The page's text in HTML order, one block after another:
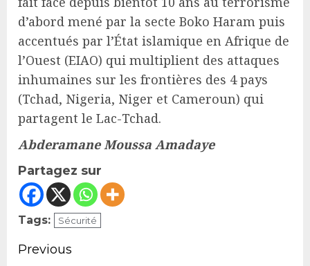
d’abord mené par la secte Boko Haram puis
accentués par l’État islamique en Afrique de
l’Ouest (EIAO) qui multiplient des attaques
inhumaines sur les frontières des 4 pays
(Tchad, Nigeria, Niger et Cameroun) qui
partagent le Lac-Tchad.
Abderamane Moussa Amadaye
Partagez sur
Tags: Sécurité
Continue
Previous